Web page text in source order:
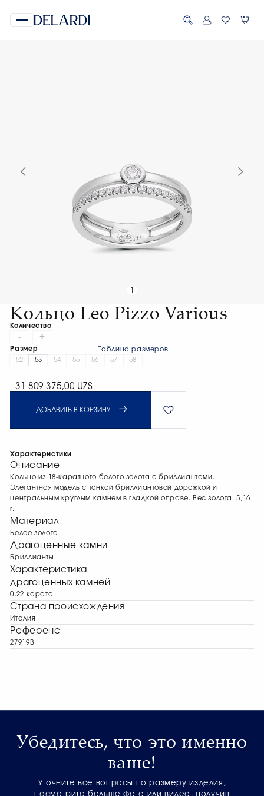
Кольцо Leo Pizzo Various
Количество
- +
Размер
Таблица размеров
52
53 54 55 56 57 58
31 809 375,00 UZS
ДОБАВИТЬ В КОРЗИНУ
Характеристики
Описание
Кольцо из 18-каратного белого золота с бриллиантами.
Элегантная модель с тонкой бриллиантовой дорожкой и
центральным круглым камнем в гладкой оправе. Вес золота: 5,16
г.
Материал
Белое золото
Драгоценные камни
Бриллианты
Характеристика
драгоценных камней
0,22 карата
Страна происхождения
Италия
Референс
27919B
Убедитесь, что это именно
ваше!
Уточните все вопросы по размеру изделия,